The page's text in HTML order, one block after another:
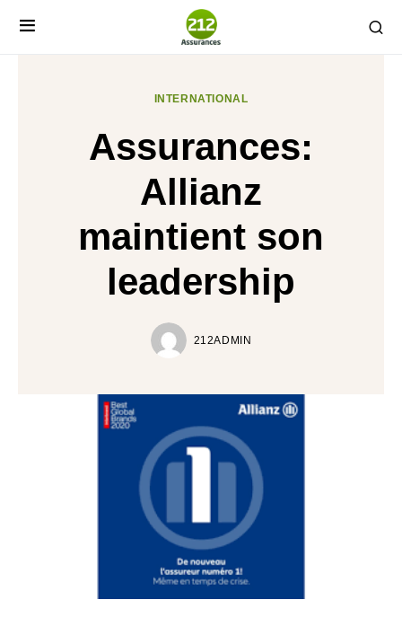
INTERNATIONAL
Assurances:
Allianz
maintient son
leadership
212ADMIN